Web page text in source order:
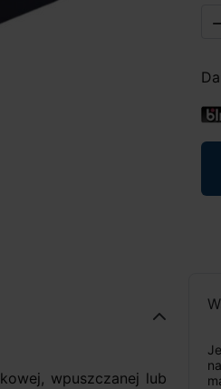
wpuszczanej lub